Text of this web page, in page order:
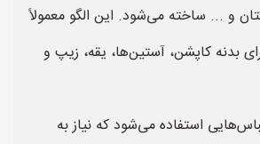
کتان و ... ساخته می‌شود. این الگو معمولاً
بدنه کاپشن، آستین‌ها، یقه، زیپ و
استفاده می‌شود که نیاز به